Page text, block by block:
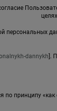
персональных
dannykh].
по принципу